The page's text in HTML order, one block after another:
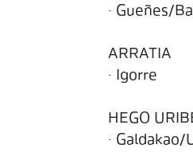
· Gueñes/
ARRATIA
· Igorre
HEGO
·